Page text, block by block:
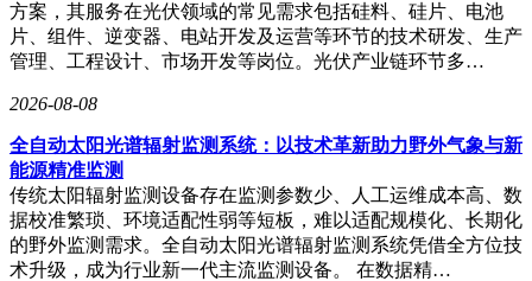
方案，其服务在光伏领域的常见需求包括硅料、硅片、电池
片、组件、逆变器、电站开发及运营等环节的技术研发、生产
管理、工程设计、市场开发等岗位。光伏产业链环节多…
2026-08-08
全自动太阳光谱辐射监测系统：以技术革新助力野外气象与新
能源精准监测
传统太阳辐射监测设备存在监测参数少、人工运维成本高、数
据校准繁琐、环境适配性弱等短板，难以适配规模化、长期化
的野外监测需求。全自动太阳光谱辐射监测系统凭借全方位技
术升级，成为行业新一代主流监测设备。 在数据精…